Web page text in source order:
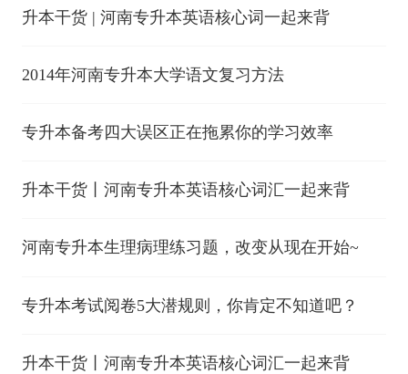
升本干货 | 河南专升本英语核心词一起来背
2014年河南专升本大学语文复习方法
专升本备考四大误区正在拖累你的学习效率
升本干货丨河南专升本英语核心词汇一起来背
河南专升本生理病理练习题，改变从现在开始~
专升本考试阅卷5大潜规则，你肯定不知道吧？
升本干货丨河南专升本英语核心词汇一起来背